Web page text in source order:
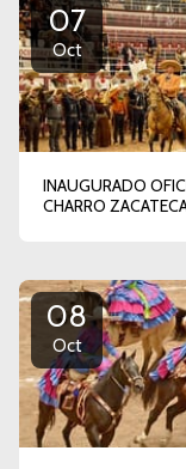
07
Oct
INAUGURADO
CHARRO
08
Oct